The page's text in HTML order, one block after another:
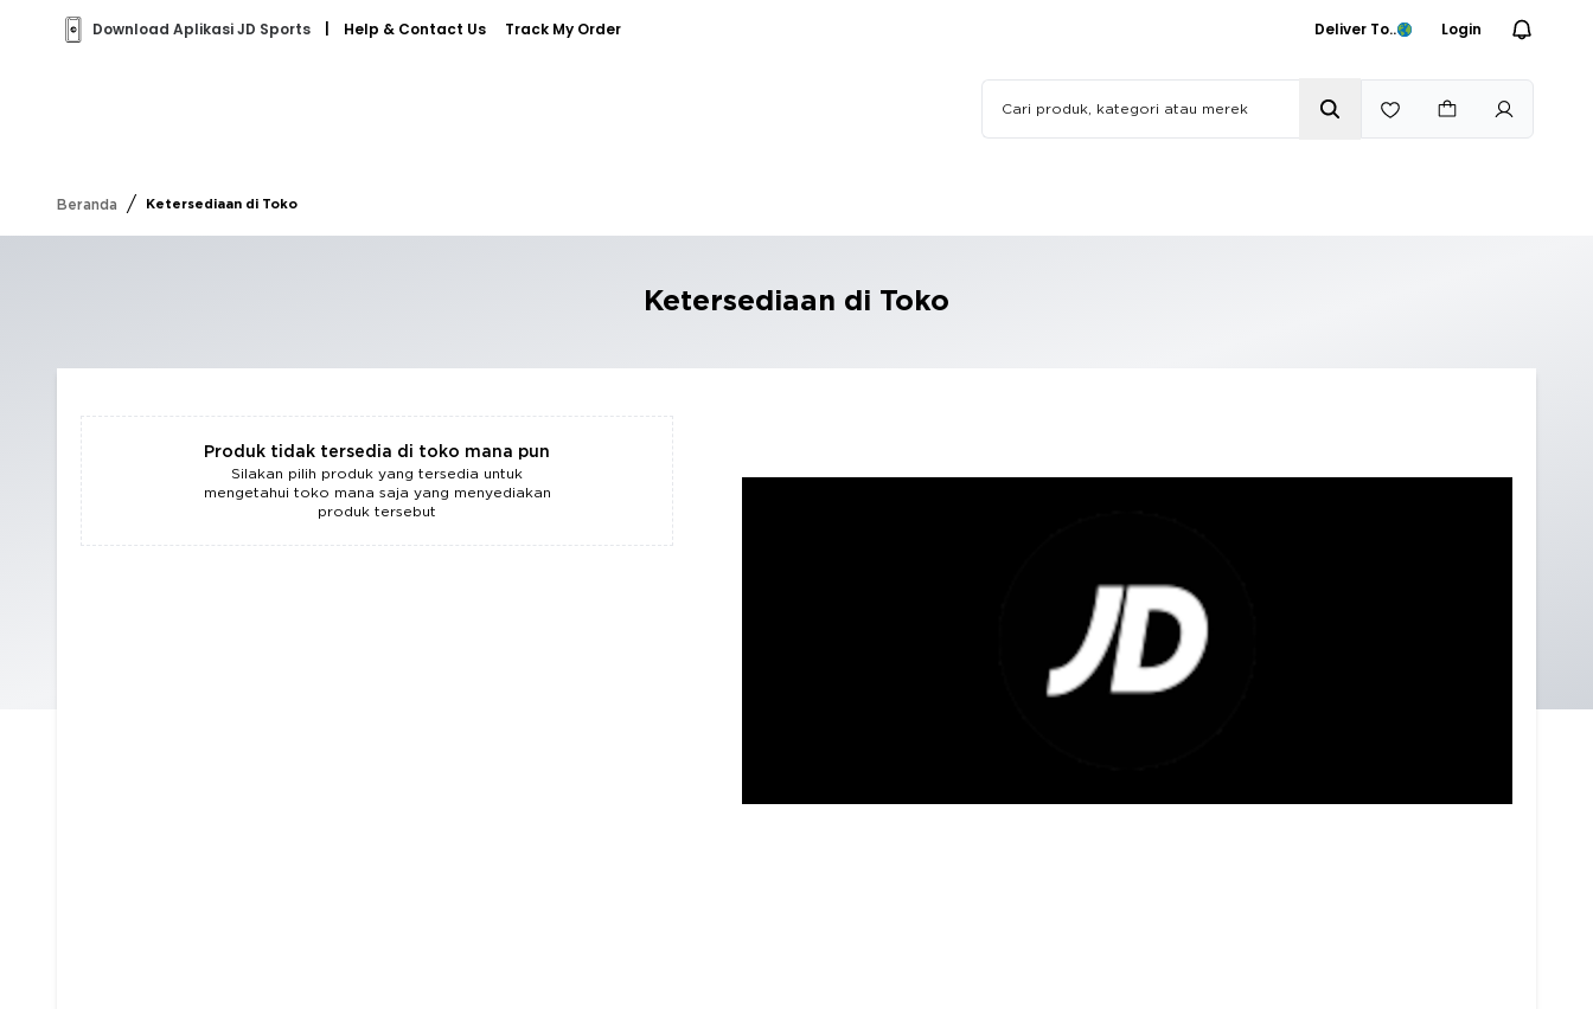
Download Aplikasi JD Sports Help & Contact Us Track My Order Deliver To.. Login
Beranda / Ketersediaan di Toko
Ketersediaan di Toko
Produk tidak tersedia di toko mana pun
Silakan pilih produk yang tersedia untuk
mengetahui toko mana saja yang menyediakan
produk tersebut